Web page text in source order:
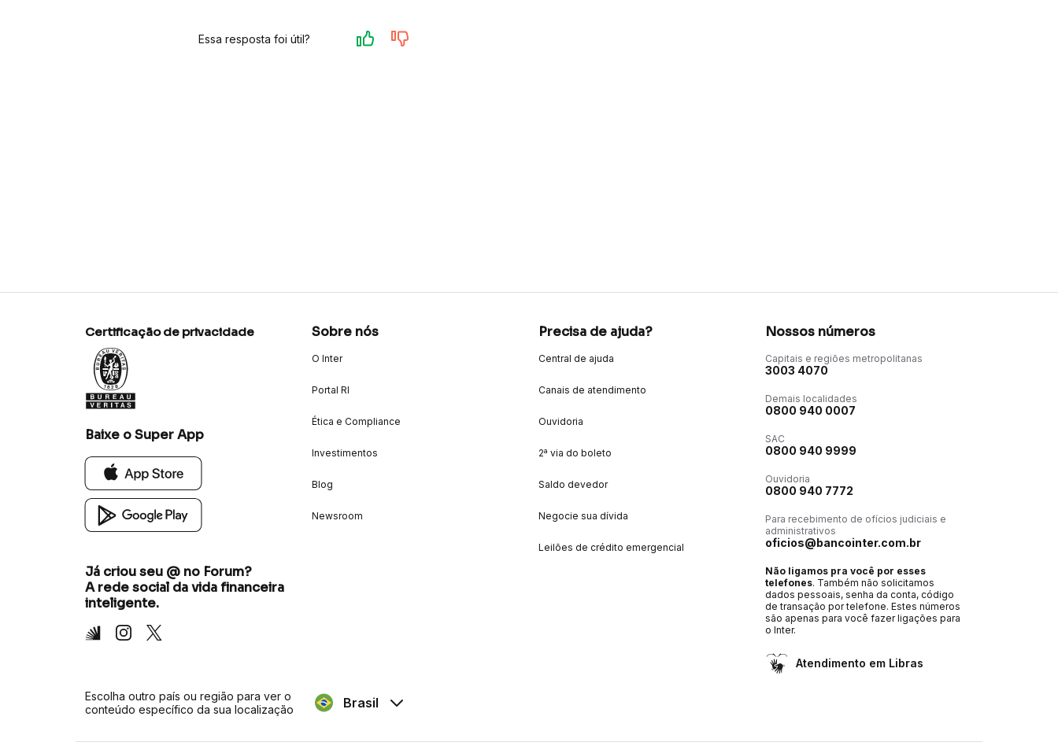
Essa resposta foi útil?
Certificação de privacidade
Baixe o Super App
Já criou seu @ no Forum?
A rede social da vida financeira
inteligente.
Inter Instagram
X
Sobre nós
O Inter
Portal RI
Ética e Compliance
Investimentos
Blog
Newsroom
Precisa de ajuda?
Central de ajuda
Canais de atendimento
Ouvidoria
2ª via do boleto
Saldo devedor
Negocie sua dívida
Leilões de crédito emergencial
Nossos números
Capitais e regiões metropolitanas
3003 4070
Demais localidades
0800 940 0007
SAC
0800 940 9999
Ouvidoria
0800 940 7772
Para recebimento de ofícios judiciais e
administrativos
oficios@bancointer.com.br
Não ligamos pra você por esses
telefones. Também não solicitamos
dados pessoais, senha da conta, código
de transação por telefone. Estes números
são apenas para você fazer ligações para
o Inter.
Atendimento em Libras
Escolha outro país ou região para ver o
conteúdo específico da sua localização
Brasil